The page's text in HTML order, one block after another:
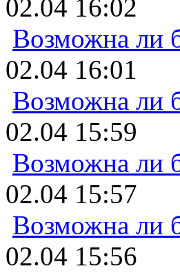
02.04 16:02
Возможна ли
02.04 16:01
Возможна ли
02.04 15:59
Возможна ли
02.04 15:57
Возможна ли
02.04 15:56